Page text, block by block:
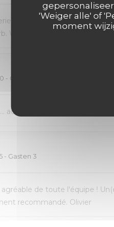
'Weiger alle' of
moment
was wonderful: the
We will definately return the
- Gasten 2
accueil très sympathique
- Gasten 3
agréable de toute l'équipe !
recommandé. Olivier